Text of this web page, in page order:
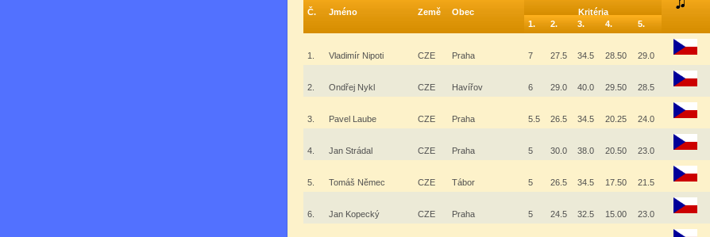
Č. Jméno Země Obec
Kritéria
1.
2. 3. 4. 5.
1. Vladimír Nipoti CZE Praha 7 27.5 34.5 28.50 29.0
2. Ondřej Nykl CZE Havířov 6 29.0 40.0 29.50 28.5
3. Pavel Laube CZE Praha 5.5 26.5 34.5 20.25 24.0
4. Jan Strádal CZE Praha 5 30.0 38.0 20.50 23.0
5. Tomáš Němec CZE Tábor 5 26.5 34.5 17.50 21.5
6. Jan Kopecký CZE Praha 5 24.5 32.5 15.00 23.0